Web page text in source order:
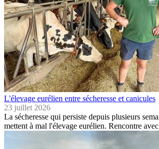
L'élevage eurélien entre sécheresse et canicules
23 juillet 2026
La sécheresse qui persiste depuis plusieurs
mettent à mal l'élevage eurélien. Rencontre